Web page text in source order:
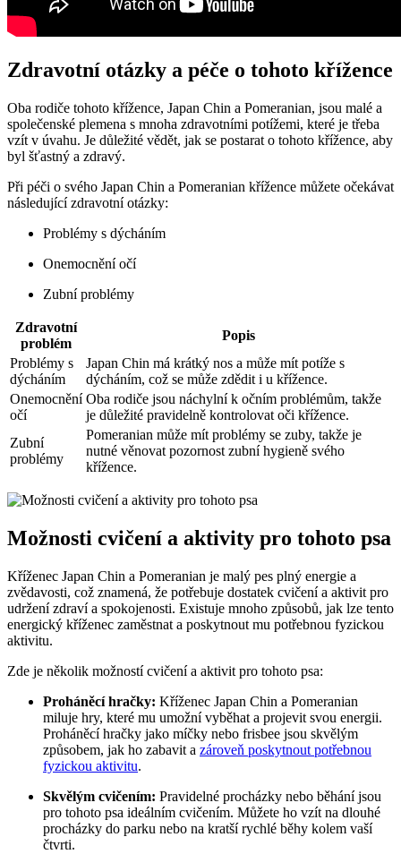
Zdravotní otázky a péče o tohoto křížence
Oba rodiče tohoto křížence, Japan Chin⁢ a Pomeranian, jsou malé ⁢a⁤
společenské⁤ plemena s mnoha zdravotními potížemi, které je třeba⁤
vzít v úvahu. Je ⁢důležité‍ vědět, jak se ⁤postarat‌ o tohoto křížence, aby
​byl šťastný a zdravý.
Při péči o svého Japan​ Chin a ​Pomeranian​ křížence můžete očekávat
následující zdravotní⁤ otázky:
Problémy s dýcháním
Onemocnění očí
Zubní problémy
Zdravotní
problém
Popis
Problémy s
dýcháním
Japan Chin má krátký nos a⁢ může⁢ mít ​potíže ⁤s
dýcháním, což‍ se může zdědit i u‍ křížence.
Onemocnění
očí
Oba ‍rodiče jsou⁣ náchylní k očním problémům, takže
⁢je důležité pravidelně kontrolovat oči​ křížence.
Zubní
problémy
Pomeranian může mít problémy se zuby, takže je
nutné věnovat pozornost ⁤zubní hygieně svého
křížence.
Možnosti cvičení a aktivity pro tohoto ​psa
Kříženec Japan Chin ⁣a ⁢Pomeranian ⁢je malý pes plný energie‌ a
zvědavosti, což znamená, že potřebuje dostatek cvičení a aktivit pro
udržení zdraví a spokojenosti. Existuje mnoho způsobů, jak lze tento
energický kříženec zaměstnat‍ a poskytnout ⁣mu potřebnou fyzickou
aktivitu.
Zde je ⁣několik možností ‍cvičení a aktivit pro​ tohoto psa:
Proháněcí hračky: Kříženec Japan Chin a Pomeranian
miluje hry, které mu umožní vyběhat a projevit​ svou energii.
Proháněcí hračky jako míčky nebo frisbee jsou ‍skvělým
způsobem, jak ‌ho zabavit a zároveň poskytnout potřebnou
fyzickou aktivitu.
Skvělým⁣ cvičením: Pravidelné ⁣procházky nebo ‍běhání ⁣jsou
pro tohoto psa ideálním cvičením. Můžete ⁤ho vzít na dlouhé
procházky do parku nebo na kratší rychlé ‌běhy kolem⁣ vaší
čtvrti.